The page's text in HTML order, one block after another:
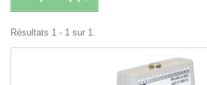
Résultats 1 - 1 sur 1.